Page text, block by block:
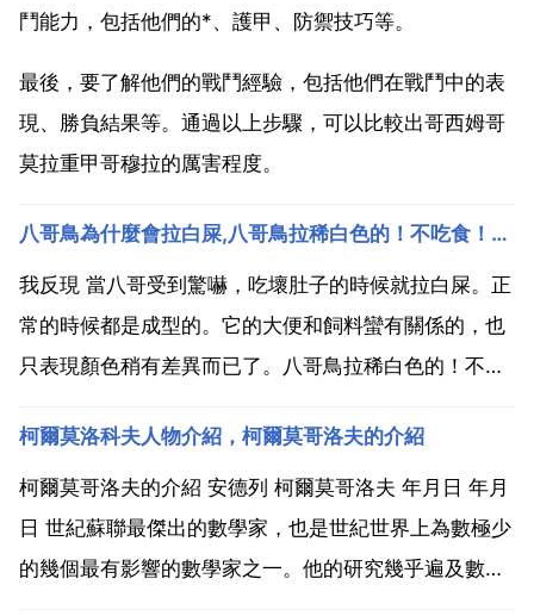
鬥能力，包括他們的*、護甲、防禦技巧等。
最後，要了解他們的戰鬥經驗，包括他們在戰鬥中的表
現、勝負結果等。通過以上步驟，可以比較出哥西姆哥
莫拉重甲哥穆拉的厲害程度。
八哥鳥為什麼會拉白屎,八哥鳥拉稀白色的！不吃食！怎麼辦？？急急急！！！！
我反現 當八哥受到驚嚇，吃壞肚子的時候就拉白屎。正
常的時候都是成型的。它的大便和飼料蠻有關係的，也
只表現顏色稍有差異而已了。八哥鳥拉稀白色的！不吃
是八哥和鷯哥的常見病之一，主要發生原因是鳥吃了變
質的食物或飲入有糞的極不清潔的汙水。有時因食罐內
食物吃...
柯爾莫洛科夫人物介紹，柯爾莫哥洛夫的介紹
柯爾莫哥洛夫的介紹 安德列 柯爾莫哥洛夫 年月日 年月
日 世紀蘇聯最傑出的數學家，也是世紀世界上為數極少
的幾個最有影響的數學家之一。他的研究幾乎遍及數學